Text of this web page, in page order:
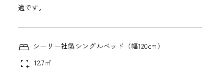
適です。
シーリー社製シングルベッド（幅120cm）
12.7㎡